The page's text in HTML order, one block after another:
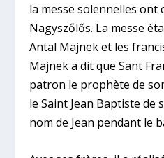
la messe solennelles ont
Nagyszőlős. La messe
Antal Majnek et les
Majnek a dit que Sant
patron le prophète de
le Saint Jean Baptiste de
nom de Jean pendant le